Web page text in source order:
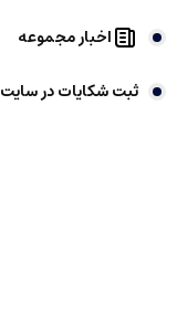
اخبار مجموعه
ثبت شکایات در سایت